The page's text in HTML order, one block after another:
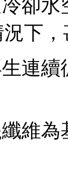
水空
下
續
為